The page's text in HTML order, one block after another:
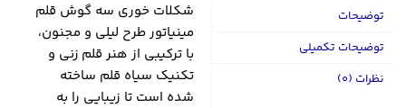
توضیحات
توضیحات تکمیلی
نظرات (0)
شکلات خوری سه گوش قلم
مینیاتور طرح لیلی و مجنون،
با ترکیبی از هنر قلم زنی و
تکنیک سیاه قلم ساخته
شده است تا زیبایی را به